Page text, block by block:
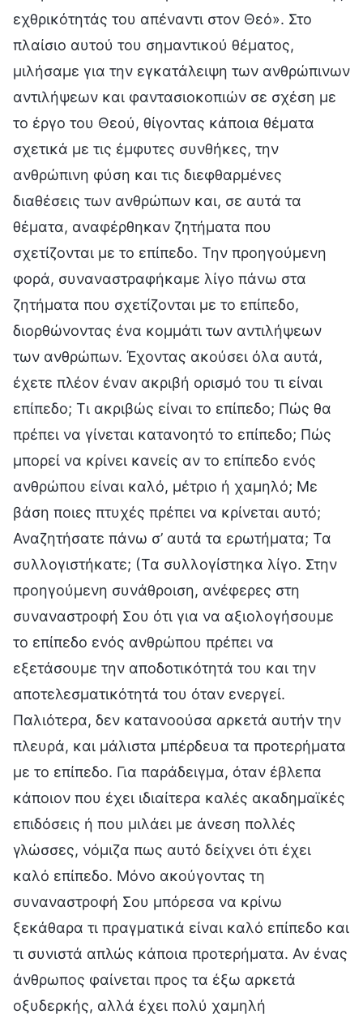
εχθρικότητάς του απέναντι στον Θεό». Στο
πλαίσιο αυτού του σημαντικού θέματος,
μιλήσαμε για την εγκατάλειψη των ανθρώπινων
αντιλήψεων και φαντασιοκοπιών σε σχέση με
το έργο του Θεού, θίγοντας κάποια θέματα
σχετικά με τις έμφυτες συνθήκες, την
ανθρώπινη φύση και τις διεφθαρμένες
διαθέσεις των ανθρώπων και, σε αυτά τα
θέματα, αναφέρθηκαν ζητήματα που
σχετίζονται με το επίπεδο. Την προηγούμενη
φορά, συναναστραφήκαμε λίγο πάνω στα
ζητήματα που σχετίζονται με το επίπεδο,
διορθώνοντας ένα κομμάτι των αντιλήψεων
των ανθρώπων. Έχοντας ακούσει όλα αυτά,
έχετε πλέον έναν ακριβή ορισμό του τι είναι
επίπεδο; Τι ακριβώς είναι το επίπεδο; Πώς θα
πρέπει να γίνεται κατανοητό το επίπεδο; Πώς
μπορεί να κρίνει κανείς αν το επίπεδο ενός
ανθρώπου είναι καλό, μέτριο ή χαμηλό; Με
βάση ποιες πτυχές πρέπει να κρίνεται αυτό;
Αναζητήσατε πάνω σ’ αυτά τα ερωτήματα; Τα
συλλογιστήκατε; (Τα συλλογίστηκα λίγο. Στην
προηγούμενη συνάθροιση, ανέφερες στη
συναναστροφή Σου ότι για να αξιολογήσουμε
το επίπεδο ενός ανθρώπου πρέπει να
εξετάσουμε την αποδοτικότητά του και την
αποτελεσματικότητά του όταν ενεργεί.
Παλιότερα, δεν κατανοούσα αρκετά αυτήν την
πλευρά, και μάλιστα μπέρδευα τα προτερήματα
με το επίπεδο. Για παράδειγμα, όταν έβλεπα
κάποιον που έχει ιδιαίτερα καλές ακαδημαϊκές
επιδόσεις ή που μιλάει με άνεση πολλές
γλώσσες, νόμιζα πως αυτό δείχνει ότι έχει
καλό επίπεδο. Μόνο ακούγοντας τη
συναναστροφή Σου μπόρεσα να κρίνω
ξεκάθαρα τι πραγματικά είναι καλό επίπεδο και
τι συνιστά απλώς κάποια προτερήματα. Αν ένας
άνθρωπος φαίνεται προς τα έξω αρκετά
οξυδερκής, αλλά έχει πολύ χαμηλή